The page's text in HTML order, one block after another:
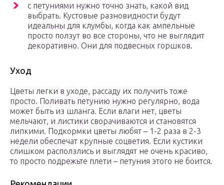
с петуниями нужно точно знать, какой вид
выбрать. Кустовые разновидности будут
идеальны для клумбы, когда как ампельные
просто ползут во все стороны, что не выглядит
декоративно. Они для подвесных горшков.
Уход
Цветы легки в уходе, рассаду их получить тоже
просто. Поливать петунию нужно регулярно, вода
может быть из шланга. Если влаги нет, цветы
мельчают, и листики сворачиваются и становятся
липкими. Подкормки цветы любят – 1-2 раза в 2-3
недели обеспечат крупные соцветия. Если кустики
слишком расползлись и выглядят не очень красиво,
то просто подрежьте плети – петуния этого не боится.